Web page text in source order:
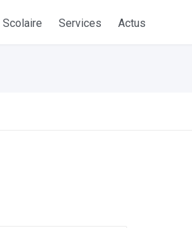
Scolaire Services Actus